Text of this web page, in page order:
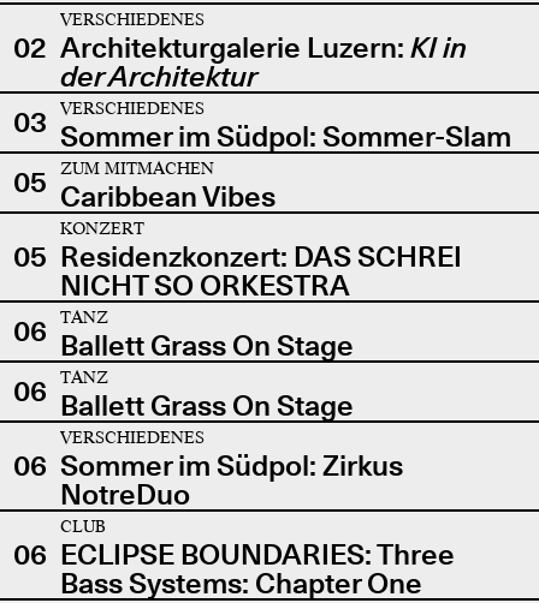
02
VERSCHIEDENES
Architekturgalerie Luzern: KI in
der Architektur
03
VERSCHIEDENES
Sommer im Südpol: Sommer-Slam
05
ZUM MITMACHEN
Caribbean Vibes
05
KONZERT
Residenzkonzert: DAS SCHREI
NICHT SO ORKESTRA
06
TANZ
Ballett Grass On Stage
06
TANZ
Ballett Grass On Stage
06
VERSCHIEDENES
Sommer im Südpol: Zirkus
NotreDuo
06
CLUB
ECLIPSE BOUNDARIES: Three
Bass Systems: Chapter One